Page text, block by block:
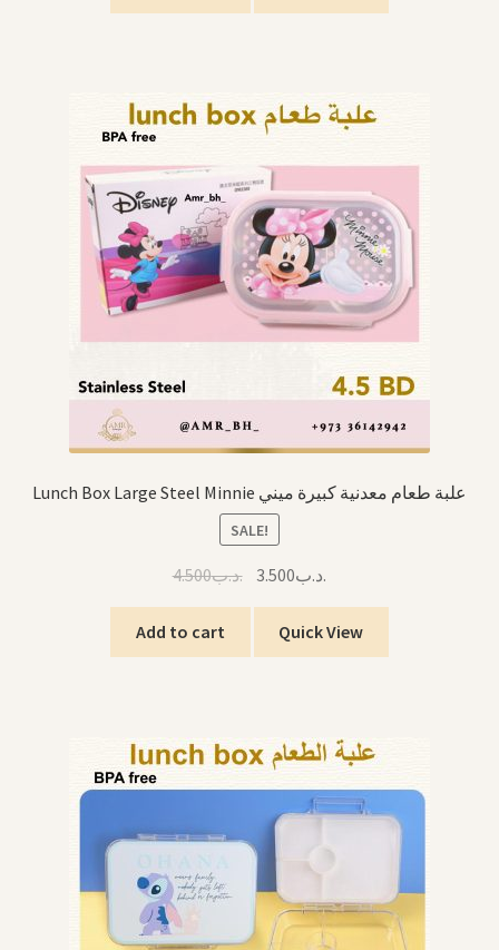
.د.ب4.500.
Lunch Box Large Steel Minnie علبة طعام معدنية كبيرة ميني
SALE!
.د.ب4.500
Original
price
.د.ب4.500.
.د.ب3.500
price
is:
Add to cart Quick View